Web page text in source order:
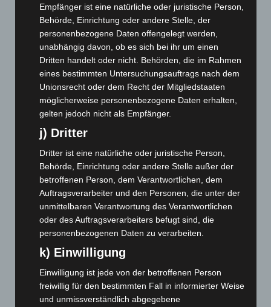
April 2023(155)
März 2023(174)
Februar 2023(154)
Januar 2023 (140)
Dezember 2022 (130)
November 2022(167)
Oktober 2022(166)
September 2022(205)
August 2022(166)
Juli 2022(133)
Juni 2022(167)
Mai 2022(177)
(198)
März 2022(221)
Januar 2022(190)
Dezember 2021(204)
Empfänger ist eine natürliche oder juristische Person,
Behörde, Einrichtung oder andere Stelle, der
personenbezogene Daten offengelegt werden,
unabhängig davon, ob es sich bei ihr um einen
Dritten handelt oder nicht. Behörden, die im Rahmen
eines bestimmten Untersuchungsauftrags nach dem
Unionsrecht oder dem Recht der Mitgliedstaaten
möglicherweise personenbezogene Daten erhalten,
gelten jedoch nicht als Empfänger.
j) Dritter
Dritter ist eine natürliche oder juristische Person,
Behörde, Einrichtung oder andere Stelle außer der
betroffenen Person, dem Verantwortlichen, dem
Auftragsverarbeiter und den Personen, die unter der
unmittelbaren Verantwortung des Verantwortlichen
oder des Auftragsverarbeiters befugt sind, die
personenbezogenen Daten zu verarbeiten.
k) Einwilligung
Einwilligung ist jede von der betroffenen Person
freiwillig für den bestimmten Fall in informierter Weise
und unmissverständlich abgegebene